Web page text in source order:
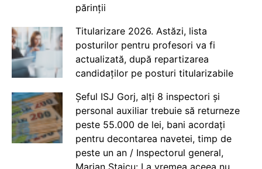
părinții
Titularizare 2026. Astăzi, lista
posturilor pentru profesori va fi
actualizată, după repartizarea
candidaților pe posturi titularizabile
Șeful ISJ Gorj, alți 8 inspectori și
personal auxiliar trebuie să returneze
peste 55.000 de lei, bani acordați
pentru decontarea navetei, timp de
peste un an / Inspectorul general,
Marian Staicu: La vremea aceea nu